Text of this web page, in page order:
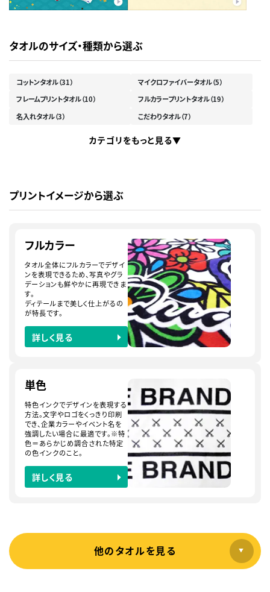
タオルのサイズ・種類から選ぶ
コットンタオル（31） マイクロファイバータオル（5）
フレームプリントタオル（10） フルカラープリントタオル（19）
名入れタオル（3） こだわりタオル（7）
カテゴリをもっと見る
プリントイメージから選ぶ
フルカラー
タオル全体にフルカラーでデザイ
ンを表現できるため、写真やグラ
デーションも鮮やかに再現できま
す。
ディテールまで美しく仕上がるの
が特長です。
詳しく見る
単色
特色インクでデザインを表現する
方法。文字やロゴをくっきり印刷
でき、企業カラーやイベント名を
強調したい場合に最適です。※特
色＝あらかじめ調合された特定
の色インクのこと。
詳しく見る
他のタオルを見る